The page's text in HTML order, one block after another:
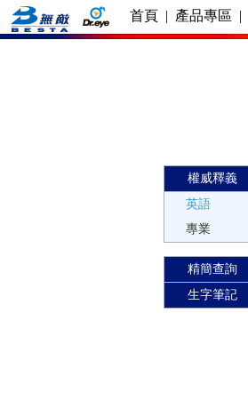
首頁 | 產品專區 |
權威釋義
英語
專業
精簡查詢
生字筆記